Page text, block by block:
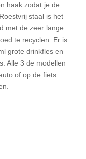
haak zodat je de
staal is het
met de zeer lange
te recyclen. Er is
grote drinkfles en
Alle 3 de modellen
of op de fiets